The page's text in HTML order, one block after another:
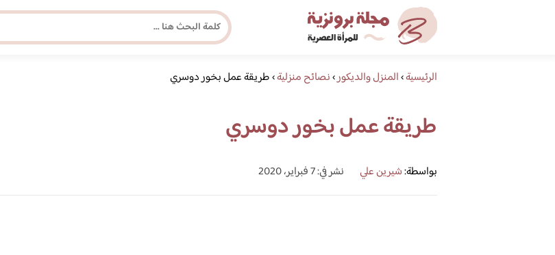
مجلة برونزية للفتاة العصرية الرئيسية›المنزل والديكور›نصائح منزلية›طريقة عمل بخور دوسري
طريقة عمل بخور دوسري
بواسطة:شيرين علي نشر في: 7 فبراير، 2020